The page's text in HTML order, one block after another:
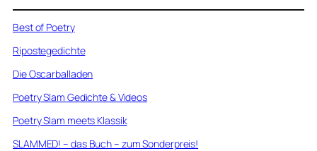
Best of Poetry
Ripostegedichte
Die Oscarballaden
Poetry Slam Gedichte & Videos
Poetry Slam meets Klassik
SLAMMED! – das Buch – zum Sonderpreis!